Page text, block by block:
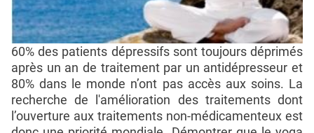
60% des patients dépressifs sont toujours déprimés
après un an de traitement par un antidépresseur et
80% dans le monde n’ont pas accès aux soins. La
recherche de l'amélioration des traitements dont
l’ouverture aux traitements non-médicamenteux est